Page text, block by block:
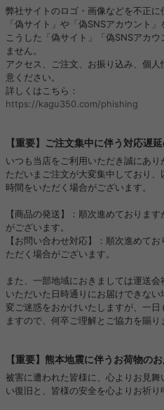
弊社サイトのロゴ・画像などを不正
「偽サイト」や「偽SNSアカウント」
こうした「偽サイト」「偽SNSアカ
ません。
アクセス、ご注文、お振り込み、個
意ください。
詳しくはこちら：
https://kagu350.com/phishing
【重要】ご注文集中に伴う対応遅
いつも当店をご利用いただき誠にあり
ただいまご注文が大変集中しており
時間をいただく場合がございます。
【商品の発送】：順次進めておりま
がございます。
【お問い合わせ対応】：順次進めて
ただく場合がございます。
また、一部地域におきましては運送
いただいた日時通りにお届けできな
変ご迷惑をおかけいたしますが、一
ますので、何卒ご理解とご協力を賜り
【重要】熊本地震に伴うお荷物の
被害に遭われた皆様に、心よりお見
い復旧と、皆様の安全を心よりお祈り